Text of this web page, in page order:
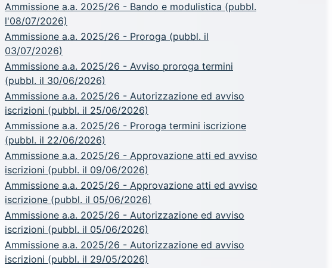
Ammissione a.a. 2025/26 - Bando e modulistica (pubbl.
l'08/07/2026)
Ammissione a.a. 2025/26 - Proroga (pubbl. il
03/07/2026)
Ammissione a.a. 2025/26 - Avviso proroga termini
(pubbl. il 30/06/2026)
Ammissione a.a. 2025/26 - Autorizzazione ed avviso
iscrizioni (pubbl. il 25/06/2026)
Ammissione a.a. 2025/26 - Proroga termini iscrizione
(pubbl. il 22/06/2026)
Ammissione a.a. 2025/26 - Approvazione atti ed avviso
iscrizioni (pubbl. il 09/06/2026)
Ammissione a.a. 2025/26 - Approvazione atti ed avviso
iscrizione (pubbl. il 05/06/2026)
Ammissione a.a. 2025/26 - Autorizzazione ed avviso
iscrizioni (pubbl. il 05/06/2026)
Ammissione a.a. 2025/26 - Autorizzazione ed avviso
iscrizioni (pubbl. il 29/05/2026)